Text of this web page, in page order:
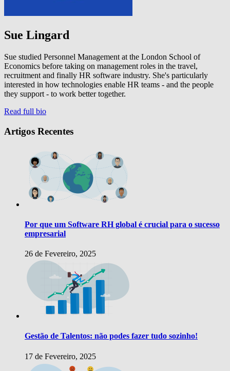
Sue Lingard
Sue studied Personnel Management at the London School of
Economics before taking on management roles in the travel,
recruitment and finally HR software industry. She's particularly
interested in how technologies enable HR teams - and the people
they support - to work better together.
Read full bio
Artigos Recentes
Por que um Software RH global é crucial para o sucesso
empresarial
26 de Fevereiro, 2025
Gestão de Talentos: não podes fazer tudo sozinho!
17 de Fevereiro, 2025